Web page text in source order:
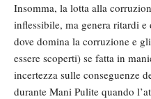
Insomma, la lotta alla
inflessibile, ma genera ritardi
dove domina la corruzione e
essere scoperti) se fatta in
incertezza sulle conseguenze
durante Mani Pulite quando